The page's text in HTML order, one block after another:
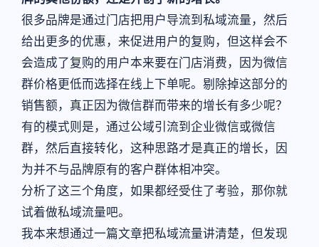
很多品牌是通过门店把用户导流到私域流量，然后
给出更多的优惠，来促进用户的复购，但这样会不
会造成了复购的用户本来要在门店消费，因为微信
群价格更低而选择在线上下单呢。剔除掉这部分的
销售额，真正因为微信群而带来的增长有多少呢？
有的模式则是，通过公域引流到企业微信或微信
群，然后直接转化，这种思路才是真正的增长，因
为并不与品牌原有的客户群体相冲突。
分析了这三个角度，如果都经受住了考验，那你就
试着做私域流量吧。
我本来想通过一篇文章把私域流量讲清楚，但发现